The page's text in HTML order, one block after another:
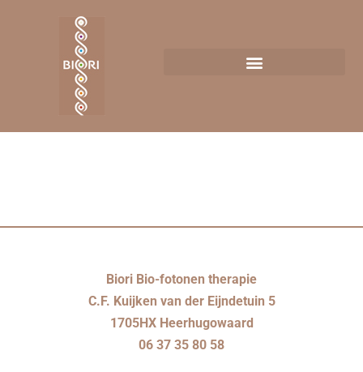
Biori Bio-fotonen therapie
C.F. Kuijken van der Eijndetuin 5
1705HX Heerhugowaard
06 37 35 80 58